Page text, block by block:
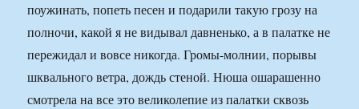
поужинать, попеть песен и подарили такую грозу на
полночи, какой я не видывал давненько, а в палатке не
пережидал и вовсе никогда. Громы-молнии, порывы
шквального ветра, дождь стеной. Нюша ошарашенно
смотрела на все это великолепие из палатки сквозь